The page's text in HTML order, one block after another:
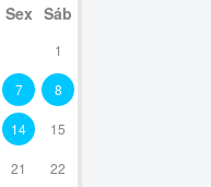
Sex Sáb
1
7 8
14 15
21 22